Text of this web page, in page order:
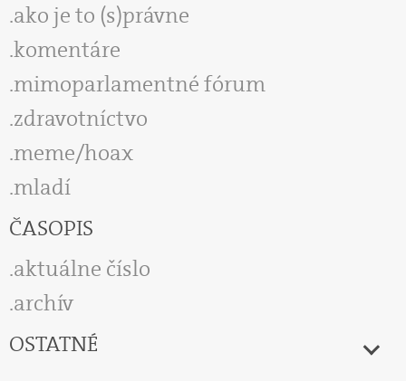
ako je to (s)právne
komentáre
mimoparlamentné fórum
zdravotníctvo
meme/hoax
mladí
ČASOPIS
aktuálne číslo
archív
OSTATNÉ